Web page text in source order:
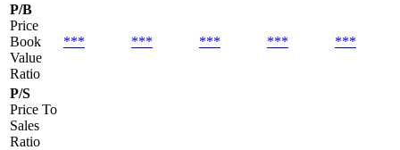
P/B
Price
Book
Value
Ratio
*** *** *** *** ***
P/S
Price To
Sales
Ratio